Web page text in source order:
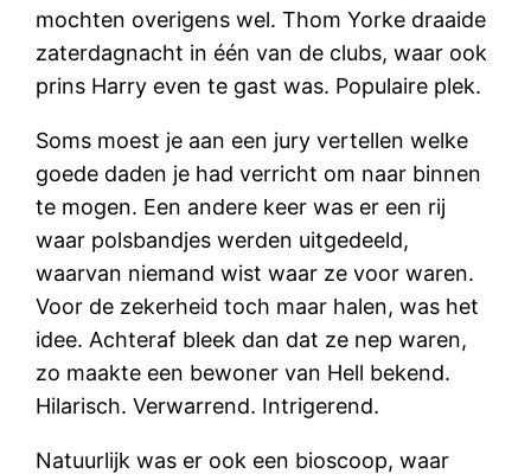
mochten overigens wel. Thom Yorke draaide
zaterdagnacht in één van de clubs, waar ook
prins Harry even te gast was. Populaire plek.
Soms moest je aan een jury vertellen welke
goede daden je had verricht om naar binnen
te mogen. Een andere keer was er een rij
waar polsbandjes werden uitgedeeld,
waarvan niemand wist waar ze voor waren.
Voor de zekerheid toch maar halen, was het
idee. Achteraf bleek dan dat ze nep waren,
zo maakte een bewoner van Hell bekend.
Hilarisch. Verwarrend. Intrigerend.
Natuurlijk was er ook een bioscoop, waar